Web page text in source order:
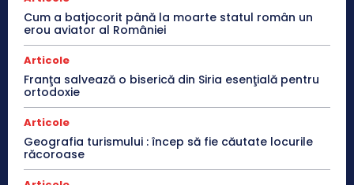
Cum a batjocorit până la moarte statul român un
erou aviator al României
Articole
Franţa salvează o biserică din Siria esenţială pentru
ortodoxie
Articole
Geografia turismului : încep să fie căutate locurile
răcoroase